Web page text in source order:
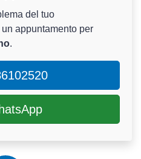
del tuo
appuntamento per
.